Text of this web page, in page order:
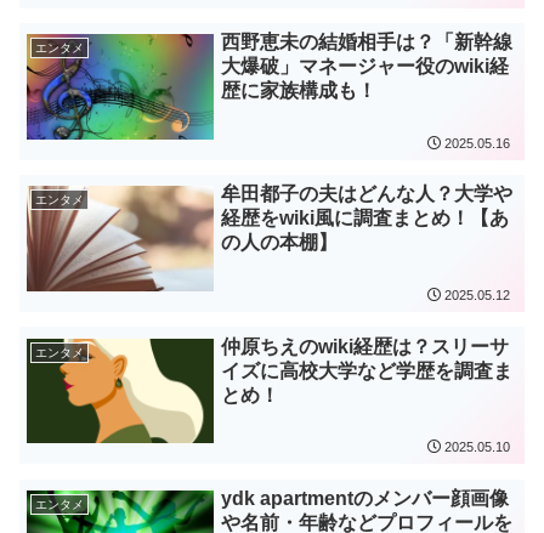
エンタメ
西野恵未の結婚相手は？「新幹線
大爆破」マネージャー役のwiki経
歴に家族構成も！
2025.05.16
エンタメ
牟田都子の夫はどんな人？大学や
経歴をwiki風に調査まとめ！【あ
の人の本棚】
2025.05.12
エンタメ
仲原ちえのwiki経歴は？スリーサ
イズに高校大学など学歴を調査ま
とめ！
2025.05.10
エンタメ
ydk apartmentのメンバー顔画像
や名前・年齢などプロフィールを